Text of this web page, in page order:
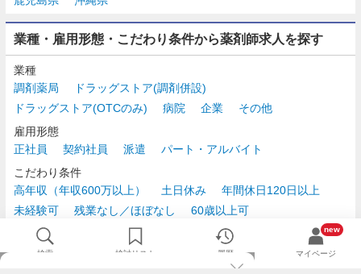
業種・雇用形態・こだわり条件から薬剤師求人を探す
業種
調剤薬局
ドラッグストア(調剤併設)
ドラッグストア(OTCのみ)
病院 企業
その他
雇用形態
正社員
契約社員 派遣
パート・アルバイト
こだわり条件
高年収（年収600万以上）
土日休み
年間休日120日以上
未経験可
残業なし／ほぼなし
60歳以上可
時給2,500円以上
検索 検討リスト 履歴
new
マイページ